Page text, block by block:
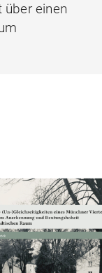
über einen